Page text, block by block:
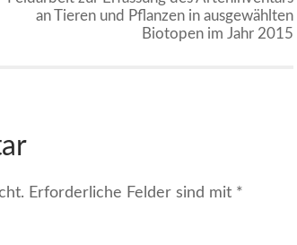
an Tieren und Pflanzen in ausgewählten
Biotopen im Jahr 2015
Erforderliche Felder sind mit *